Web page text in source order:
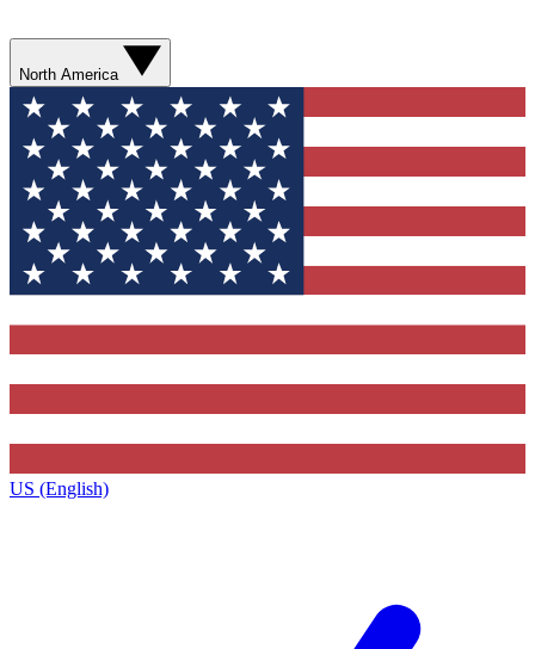
North America
US (English)